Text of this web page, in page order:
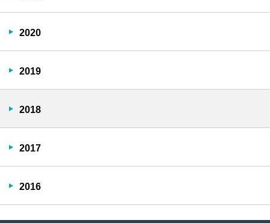
2020
2019
2018
2017
2016